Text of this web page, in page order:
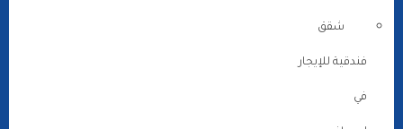
شقق
فندقية للإيجار
في